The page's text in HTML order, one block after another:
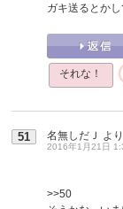
ガキ送るとか
それな！
51 名無しだＪ より
2016年1月21日
>>50